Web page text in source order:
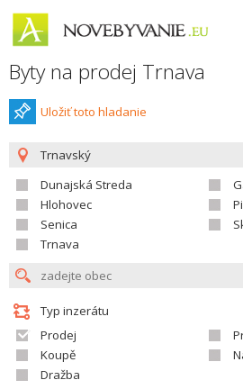
Byty na prodej Trnava
Uložiť toto hladanie
Trnavský
Dunajská Streda
Hlohovec
Senica
Trnava
Typ inzerátu
Prodej
Koupě
Dražba